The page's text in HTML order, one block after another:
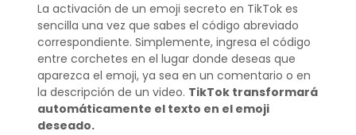
La activación de un emoji secreto en TikTok es
sencilla una vez que sabes el código abreviado
correspondiente. Simplemente, ingresa el código
entre corchetes en el lugar donde deseas que
aparezca el emoji, ya sea en un comentario o en
la descripción de un video. TikTok transformará
automáticamente el texto en el emoji
deseado.